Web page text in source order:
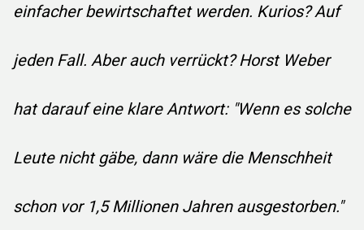
einfacher bewirtschaftet werden. Kurios? Auf
jeden Fall. Aber auch verrückt? Horst Weber
hat darauf eine klare Antwort: "Wenn es solche
Leute nicht gäbe, dann wäre die Menschheit
schon vor 1,5 Millionen Jahren ausgestorben."